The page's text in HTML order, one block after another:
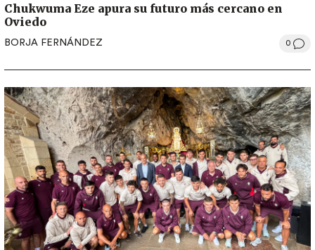
Chukwuma Eze apura su futuro más cercano en
Oviedo
BORJA FERNÁNDEZ 0